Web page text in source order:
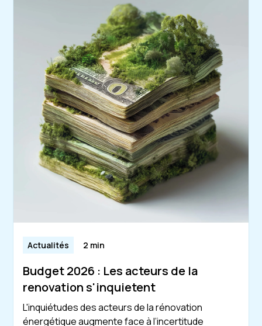
Actualités 2 min
Budget 2026 : Les acteurs de la
renovation s'inquietent
L'inquiétudes des acteurs de la rénovation
énergétique augmente face à l’incertitude